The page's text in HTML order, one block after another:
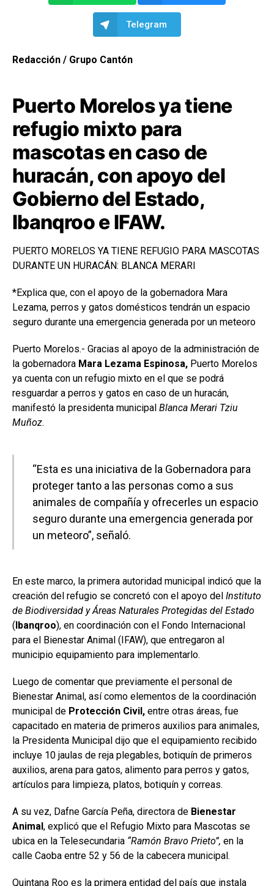
Telegram
Redacción / Grupo Cantón
Puerto Morelos ya tiene
refugio mixto para
mascotas en caso de
huracán, con apoyo del
Gobierno del Estado,
Ibanqroo e IFAW.
PUERTO MORELOS YA TIENE REFUGIO PARA MASCOTAS
DURANTE UN HURACÁN: BLANCA MERARI
*Explica que, con el apoyo de la gobernadora Mara
Lezama, perros y gatos domésticos tendrán un espacio
seguro durante una emergencia generada por un meteoro
Puerto Morelos.- Gracias al apoyo de la administración de
la gobernadora Mara Lezama Espinosa, Puerto Morelos
ya cuenta con un refugio mixto en el que se podrá
resguardar a perros y gatos en caso de un huracán,
manifestó la presidenta municipal Blanca Merari Tziu
Muñoz.
“Esta es una iniciativa de la Gobernadora para
proteger tanto a las personas como a sus
animales de compañía y ofrecerles un espacio
seguro durante una emergencia generada por
un meteoro”, señaló.
En este marco, la primera autoridad municipal indicó que la
creación del refugio se concretó con el apoyo del Instituto
de Biodiversidad y Áreas Naturales Protegidas del Estado
(Ibanqroo), en coordinación con el Fondo Internacional
para el Bienestar Animal (IFAW), que entregaron al
municipio equipamiento para implementarlo.
Luego de comentar que previamente el personal de
Bienestar Animal, así como elementos de la coordinación
municipal de Protección Civil, entre otras áreas, fue
capacitado en materia de primeros auxilios para animales,
la Presidenta Municipal dijo que el equipamiento recibido
incluye 10 jaulas de reja plegables, botiquín de primeros
auxilios, arena para gatos, alimento para perros y gatos,
artículos para limpieza, platos, botiquín y correas.
A su vez, Dafne García Peña, directora de Bienestar
Animal, explicó que el Refugio Mixto para Mascotas se
ubica en la Telesecundaria “Ramón Bravo Prieto”, en la
calle Caoba entre 52 y 56 de la cabecera municipal.
Quintana Roo es la primera entidad del país que instala